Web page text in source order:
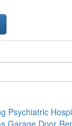
Psychiatric
Garage Door